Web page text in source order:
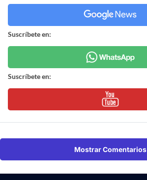
Suscríbete en:
Suscríbete en:
Mostrar Comentarios